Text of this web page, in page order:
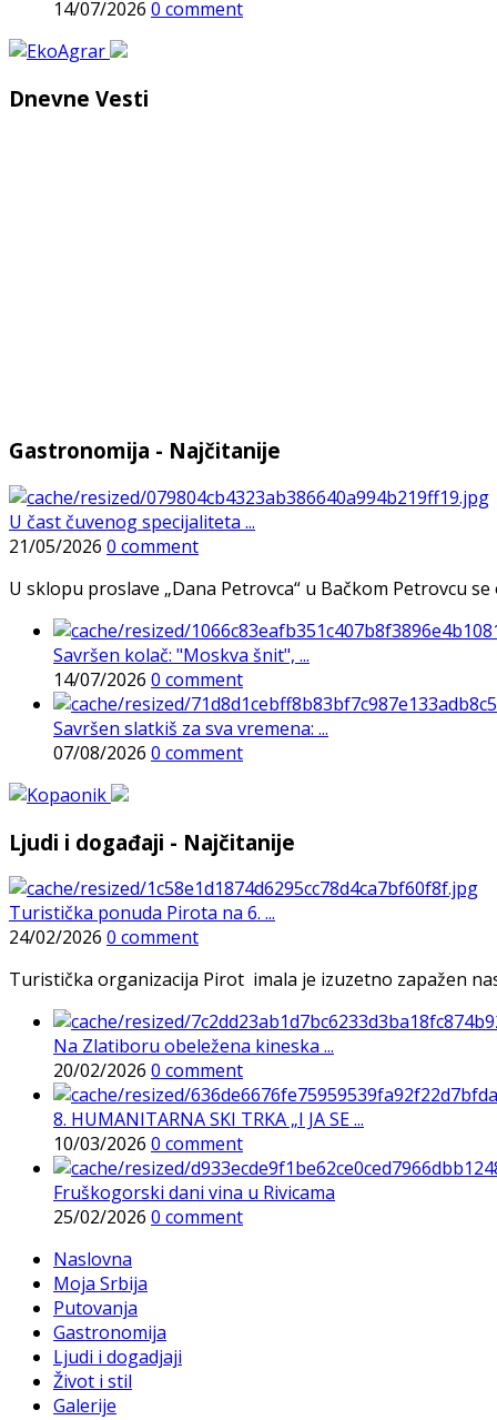
14/07/2026 0 comment
Dnevne Vesti
Gastronomija - Najčitanije
U čast čuvenog specijaliteta ...
21/05/2026 0 comment
U sklopu proslave „Dana Petrovca“ u Bačkom Petrovcu
Savršen kolač: "Moskva šnit", ...
14/07/2026 0 comment
Savršen slatkiš za sva vremena: ...
07/08/2026 0 comment
Ljudi i događaji - Najčitanije
Turistička ponuda Pirota na 6. ...
24/02/2026 0 comment
Turistička organizacija Pirot imala je izuzetno zapažen
Na Zlatiboru obeležena kineska ...
20/02/2026 0 comment
8. HUMANITARNA SKI TRKA „I JA SE ...
10/03/2026 0 comment
Fruškogorski dani vina u Rivicama
25/02/2026 0 comment
Naslovna
Moja Srbija
Putovanja
Gastronomija
Ljudi i dogadjaji
Život i stil
Galerije